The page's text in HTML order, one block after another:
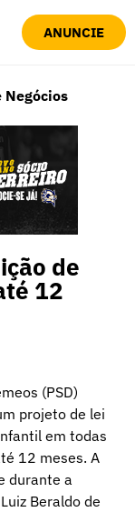
ANUNCIE
de
12
(PSD)
projeto de lei
em todas
12 meses. A
durante a
Beraldo de